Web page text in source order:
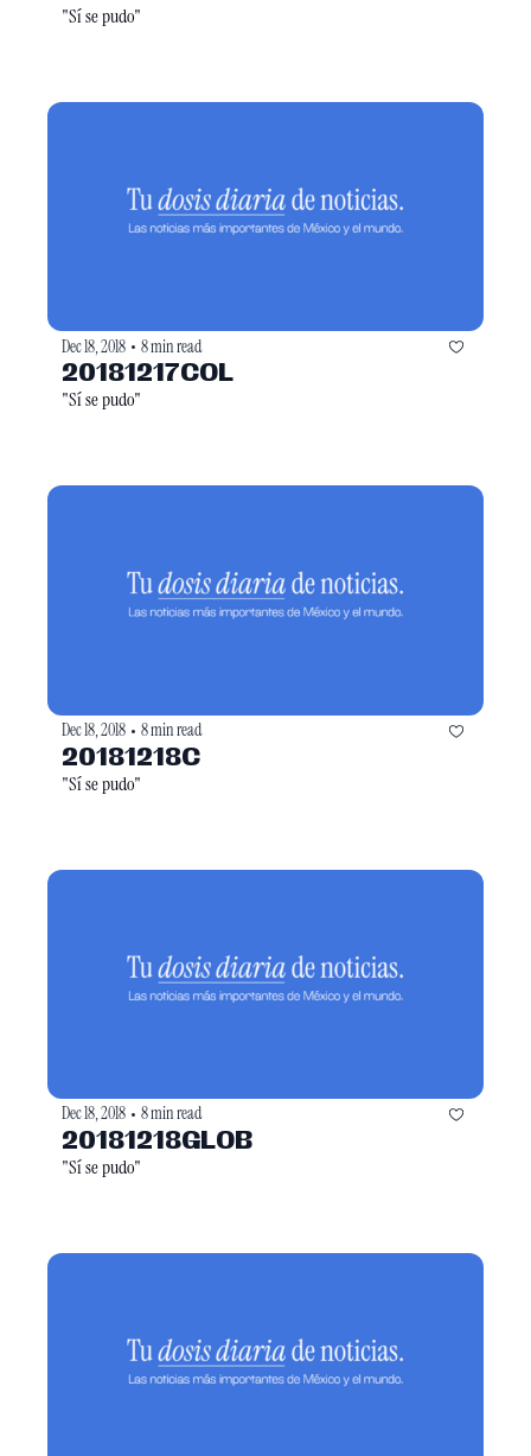
"Sí se pudo"
Dec 18, 2018 • 8 min read
20181217COL
"Sí se pudo"
Dec 18, 2018 • 8 min read
20181218C
"Sí se pudo"
Dec 18, 2018 • 8 min read
20181218GLOB
"Sí se pudo"